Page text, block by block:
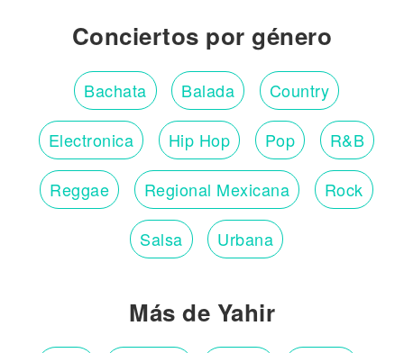
Conciertos por género
Bachata Balada Country
Electronica Hip Hop Pop R&B
Reggae Regional Mexicana Rock
Salsa Urbana
Más de Yahir